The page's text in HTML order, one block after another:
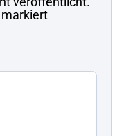
markiert